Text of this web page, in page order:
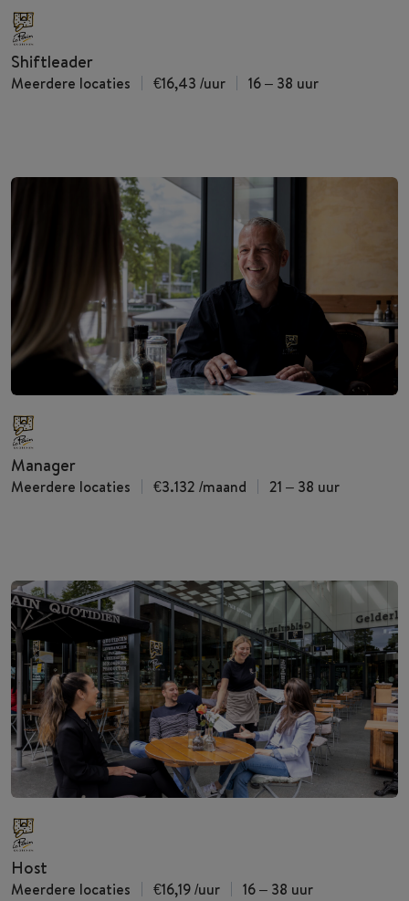
Shiftleader
Meerdere locaties €16,43 /uur 16 – 38 uur
Manager
Meerdere locaties €3.132 /maand 21 – 38 uur
Host
Meerdere locaties €16,19/uur 16 – 38 uur